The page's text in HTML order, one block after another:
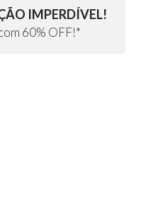
IMPERDÍVEL!
60% OFF!*